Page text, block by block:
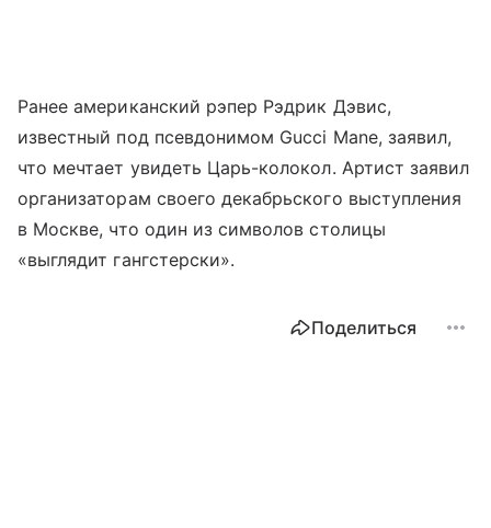
Ранее американский рэпер Рэдрик Дэвис,
известный под псевдонимом Gucci Mane, заявил,
что мечтает увидеть Царь-колокол. Артист заявил
организаторам своего декабрьского выступления
в Москве, что один из символов столицы
«выглядит гангстерски».
Поделиться